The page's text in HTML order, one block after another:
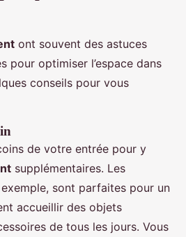
ont souvent des astuces
pour optimiser l’espace dans
conseils pour vous
de votre entrée pour y
supplémentaires. Les
exemple, sont parfaites pour un
accueillir des objets
de tous les jours. Vous